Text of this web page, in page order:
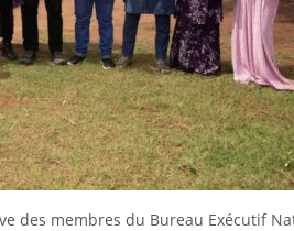
des membres du Bureau Exécutif